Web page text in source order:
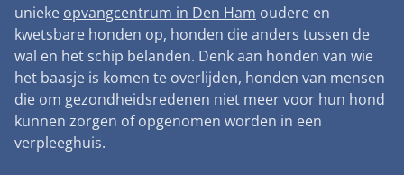
Landelijke registratie bijtincidenten
Verantwoord fokbeleid
Landelijk vuurwerkverbod
Verplichte pre-aanschaf cursus
Gemeentelijk meldpunt bijtincidenten
Lezingen
Symposium Gemeentelijk Dierenbeleid
Teken onze petitie
Steun als bedrijf
Adopteer een seniorhond
Sponsor een seniorhond
Wat wij doen
Onze organisatie
Samenwerking
Jaarverslag
Contactgegevens
Pers
Nieuws
Zoeken
unieke opvangcentrum in Den Ham oudere en
kwetsbare honden op, honden die anders tussen de
wal en het schip belanden. Denk aan honden van wie
het baasje is komen te overlijden, honden van mensen
die om gezondheidsredenen niet meer voor hun hond
kunnen zorgen of opgenomen worden in een
verpleeghuis.